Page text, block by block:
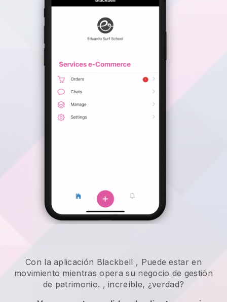
Con la aplicación Blackbell , Puede estar en
movimiento mientras opera su negocio de gestión
de patrimonio. , increíble, ¿verdad?